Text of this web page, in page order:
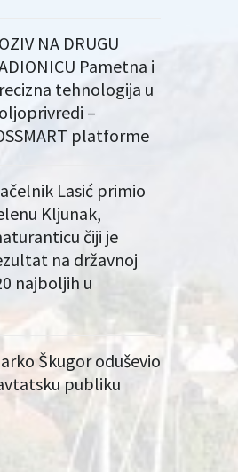
NA DRUGU
Pametna i
tehnologija u
–
platforme
Lasić primio
Kljunak,
čiji je
na državnoj
najboljih u
Škugor oduševio
publiku